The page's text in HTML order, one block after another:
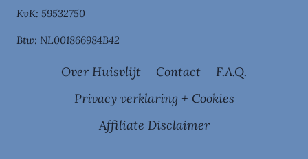
KvK: 59532750
Btw: NL001866984B42
Over Huisvlijt Contact
F.A.Q.
Privacy verklaring + Cookies
Affiliate Disclaimer